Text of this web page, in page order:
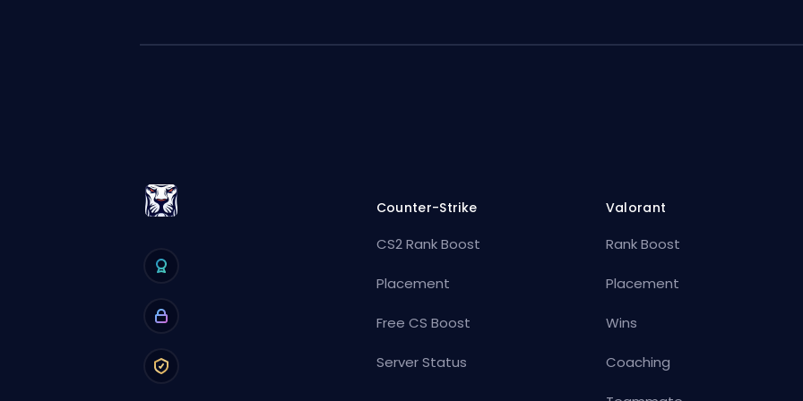
Counter-Strike
CS2 Rank Boost
Placement
Free CS Boost
Server Status
Valorant
Rank Boost
Placement
Wins
Coaching